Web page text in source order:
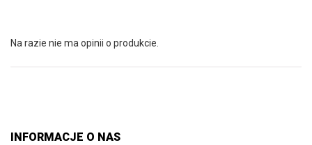
Na razie nie ma opinii o produkcie.
INFORMACJE O NAS